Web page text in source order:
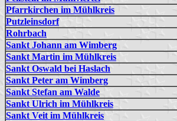
Pfarrkirchen im Mühlkreis
Putzleinsdorf
Rohrbach
Sankt Johann am Wimberg
Sankt Martin im Mühlkreis
Sankt Oswald bei Haslach
Sankt Peter am Wimberg
Sankt Stefan am Walde
Sankt Ulrich im Mühlkreis
Sankt Veit im Mühlkreis